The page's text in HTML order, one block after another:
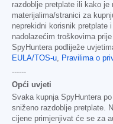
razdoblje pretplate ili kako je
materijalima/stranici za
neprekidni korisnik pretplate
nadolazećim troškovima
SpyHuntera podliježe
EULA/TOS-u, Pravilima o
------
Opći uvjeti
Svaka kupnja SpyHuntera
sniženo razdoblje pretplate.
cijene primjenjivat će se za